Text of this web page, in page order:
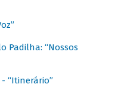
Padilha: “Nossos
“Itinerário”